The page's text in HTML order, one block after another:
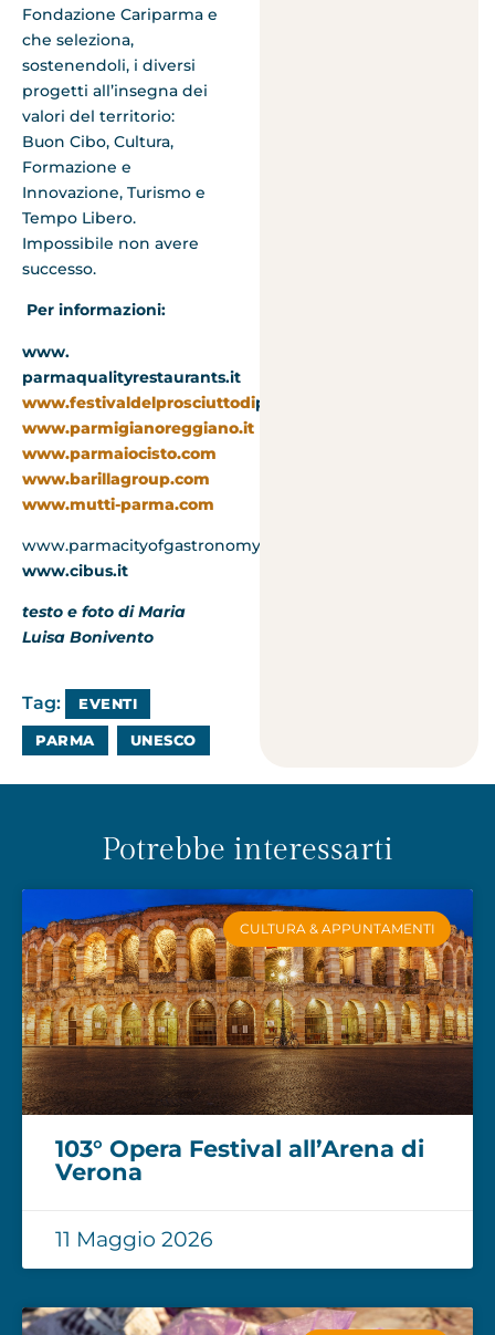
Fondazione Cariparma e
che seleziona,
sostenendoli, i diversi
progetti all’insegna dei
valori del territorio:
Buon Cibo, Cultura,
Formazione e
Innovazione, Turismo e
Tempo Libero.
Impossibile non avere
successo.
Per informazioni:
www.
parmaqualityrestaurants.it
www.festivaldelprosciuttodiparma.com
www.parmigianoreggiano.it
www.parmaiocisto.com
www.barillagroup.com
www.mutti-parma.com
www.parmacityofgastronomy.it
www.cibus.it
testo e foto di Maria
Luisa Bonivento
Tag: EVENTI
PARMA UNESCO
Potrebbe interessarti
CULTURA & APPUNTAMENTI
103° Opera Festival all’Arena di
Verona
11 Maggio 2026